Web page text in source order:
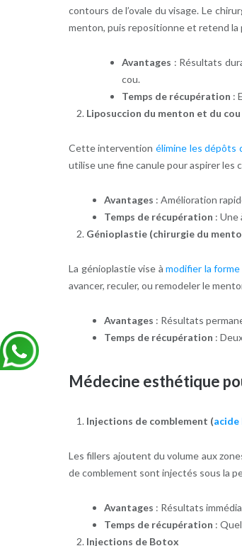
contours de l’ovale du visage. Le
menton, puis repositionne et retend
Avantages : Résultats
cou.
Temps de récupération :
Liposuccion du menton et du cou
Cette interventionélimine les dépôts
utilise une fine canule pour aspirer les
Avantages : Amélioration
Temps de récupération : Une
Génioplastie (chirurgie du
La génioplastie vise àmodifier la
avancer, reculer, ou remodeler le
Avantages : Résultats
Temps de récupération :
Médecine esthétique
Injections de comblement (acide
Les fillers ajoutent du volume aux
de comblement sont injectés sous la
Avantages : Résultats
Temps de récupération :
Injections de Botox